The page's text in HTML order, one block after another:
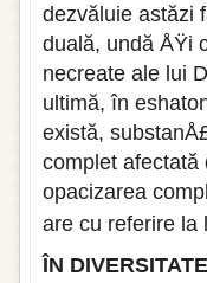
dezvăluie astăzi
duală, undă ÅŸi
necreate ale lui
ultimă, în
există,
complet afectată
opacizarea
are cu referire la
ÎN